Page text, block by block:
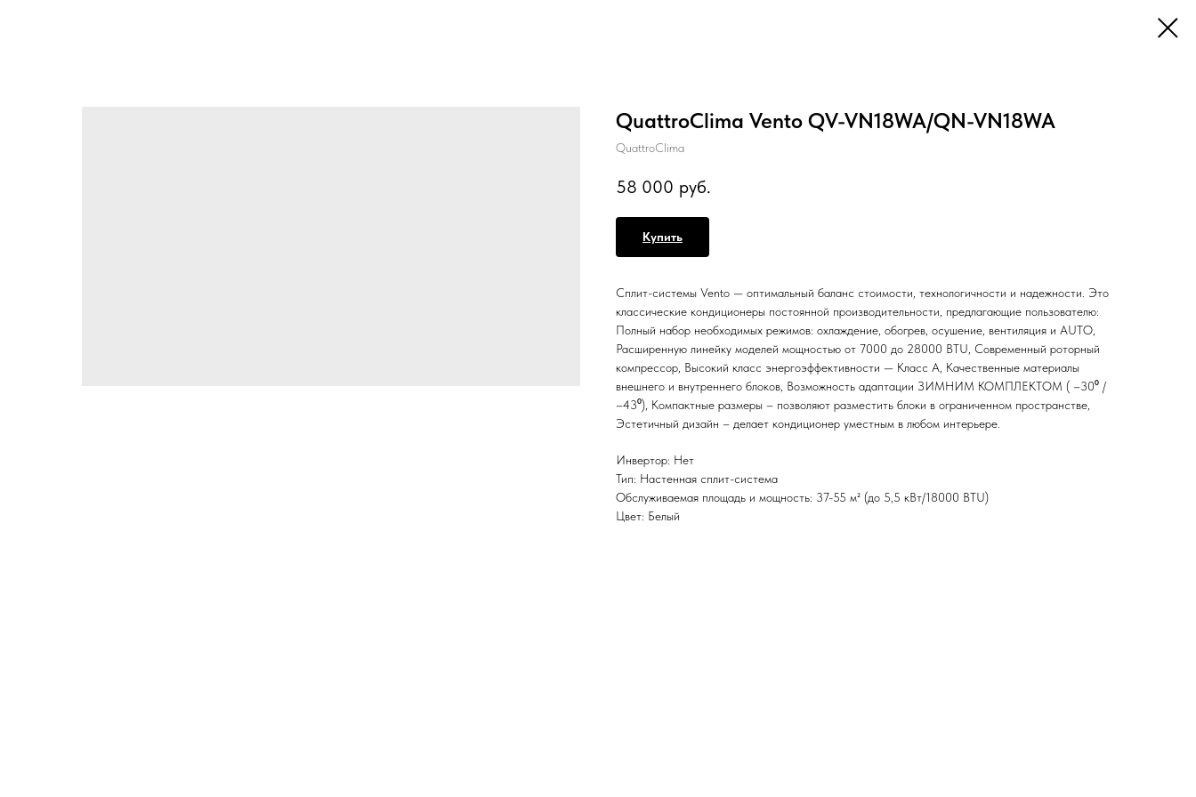
QuattroClima Vento QV-VN18WA/QN-VN18WA
QuattroClima
58 000 руб.
Купить
Сплит-системы Vento — оптимальный баланс стоимости, технологичности и надежности. Это
классические кондиционеры постоянной производительности, предлагающие пользователю:
Полный набор необходимых режимов: охлаждение, обогрев, осушение, вентиляция и AUTO,
Расширенную линейку моделей мощностью от 7000 до 28000 BTU, Современный роторный
компрессор, Высокий класс энергоэффективности — Класс A, Качественные материалы
внешнего и внутреннего блоков, Возможность адаптации ЗИМНИМ КОМПЛЕКТОМ ( –30⁰ /
–43⁰), Компактные размеры – позволяют разместить блоки в ограниченном пространстве,
Эстетичный дизайн – делает кондиционер уместным в любом интерьере.
Инвертор: Нет
Тип: Настенная сплит-система
Обслуживаемая площадь и мощность: 37-55 м² (до 5,5 кВт/18000 BTU)
Цвет: Белый